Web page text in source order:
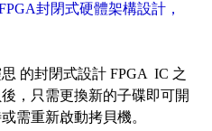
封閉式硬體架構設計，
的封閉式設計 FPGA IC 之
，只需更換新的子碟即可開
需重新啟動拷貝機。